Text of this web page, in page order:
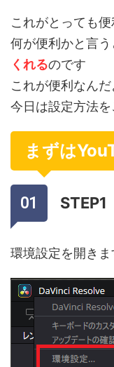
これがとっても
何が便利かと言う
くれるのです
これが便利なんだ
今日は設定方法を
まずは
STEP1
環境設定を開きま